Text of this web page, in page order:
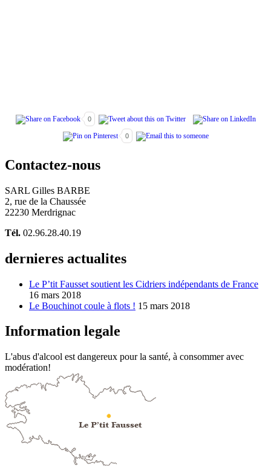
0
0
Contactez-nous
SARL Gilles BARBE
2, rue de la Chaussée
22230 Merdrignac
Tél. 02.96.28.40.19
dernieres actualites
Le P’tit Fausset soutient les Cidriers indépendants de France
16 mars 2018
Le Bouchinot coule à flots ! 15 mars 2018
Information legale
L'abus d'alcool est dangereux pour la santé, à consommer avec
modération!